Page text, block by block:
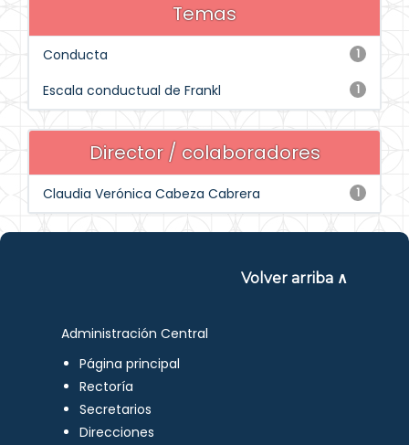
Temas
1
Conducta
1
Escala conductual de Frankl
Director / colaboradores
1
Claudia Verónica Cabeza Cabrera
Volver arriba ∧
Administración Central
Página principal
Rectoría
Secretarios
Direcciones